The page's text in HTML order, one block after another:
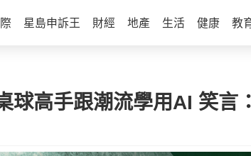
星島申訴王 財經 地產 生活 健康 教
球高手跟潮流學用AI 笑言